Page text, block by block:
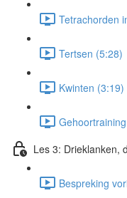
Tetrachorden
Tertsen (5:28)
Kwinten (3:19)
Les 3: Drieklanken,
Bespreking